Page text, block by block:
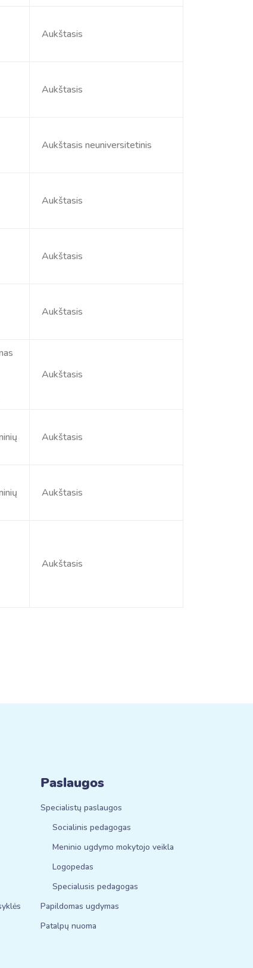
Aukštasis
Aukštasis
Aukštasis neuniversitetinis
Aukštasis
Aukštasis
Aukštasis
Aukštasis
Aukštasis
Aukštasis
Aukštasis
Paslaugos
Specialistų paslaugos
Socialinis pedagogas
Meninio ugdymo mokytojo veikla
Logopedas
Specialusis pedagogas
Papildomas ugdymas
Patalpų nuoma